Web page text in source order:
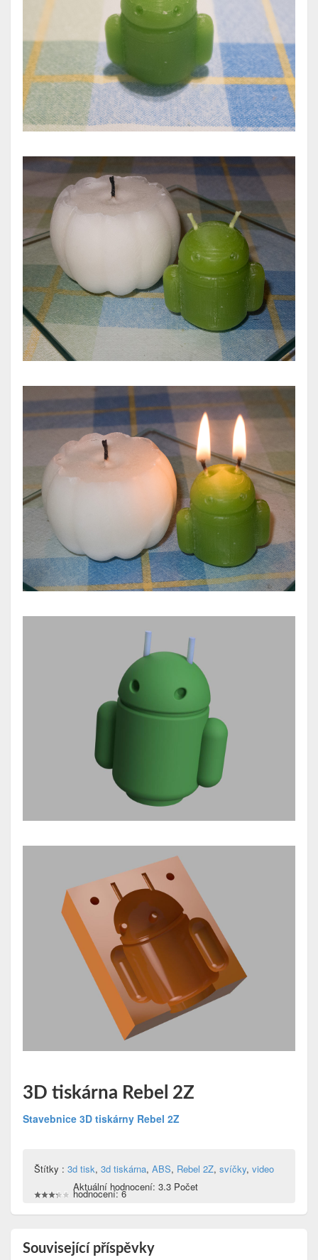
3D tiskárna Rebel 2Z
Stavebnice 3D tiskárny Rebel 2Z
Štítky : 3d tisk, 3d tiskárna, ABS, Rebel 2Z, svíčky, video
Aktuální hodnocení: 3.3 Počet
hodnocení: 6
Související příspěvky